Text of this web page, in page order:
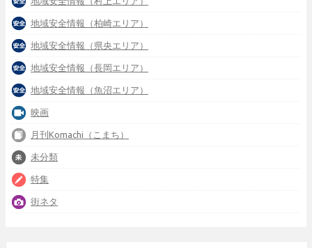
地域安全情報（柏崎エリア）
地域安全情報（県央エリア）
地域安全情報（長岡エリア）
地域安全情報（魚沼エリア）
映画
月刊Komachi（こまち）
未分類
特集
街ネタ